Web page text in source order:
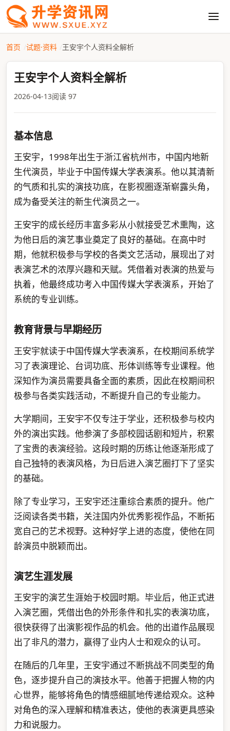
首页 试题·资料 王安宇个人资料全解析
王安宇个人资料全解析
2026-04-13阅读 97
基本信息
王安宇，1998年出生于浙江省杭州市，中国内地新
生代演员，毕业于中国传媒大学表演系。他以其清新
的气质和扎实的演技功底，在影视圈逐渐崭露头角，
成为备受关注的新生代演员之一。
王安宇的成长经历丰富多彩从小就接受艺术熏陶，这
为他日后的演艺事业奠定了良好的基础。在高中时
期，他就积极参与学校的各类文艺活动，展现出了对
表演艺术的浓厚兴趣和天赋。凭借着对表演的热爱与
执着，他最终成功考入中国传媒大学表演系，开始了
系统的专业训练。
教育背景与早期经历
王安宇就读于中国传媒大学表演系，在校期间系统学
习了表演理论、台词功底、形体训练等专业课程。他
深知作为演员需要具备全面的素质，因此在校期间积
极参与各类实践活动，不断提升自己的专业能力。
大学期间，王安宇不仅专注于学业，还积极参与校内
外的演出实践。他参演了多部校园话剧和短片，积累
了宝贵的表演经验。这段时期的历练让他逐渐形成了
自己独特的表演风格，为日后进入演艺圈打下了坚实
的基础。
除了专业学习，王安宇还注重综合素质的提升。他广
泛阅读各类书籍，关注国内外优秀影视作品，不断拓
宽自己的艺术视野。这种好学上进的态度，使他在同
龄演员中脱颖而出。
演艺生涯发展
王安宇的演艺生涯始于校园时期。毕业后，他正式进
入演艺圈，凭借出色的外形条件和扎实的表演功底，
很快获得了出演影视作品的机会。他的出道作品展现
出了非凡的潜力，赢得了业内人士和观众的认可。
在随后的几年里，王安宇通过不断挑战不同类型的角
色，逐步提升自己的演技水平。他善于把握人物的内
心世界，能够将角色的情感细腻地传递给观众。这种
对角色的深入理解和精准表达，使他的表演更具感染
力和说服力。